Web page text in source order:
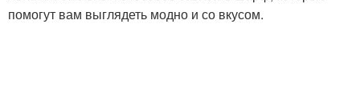
помогут вам выглядеть модно и со вкусом.